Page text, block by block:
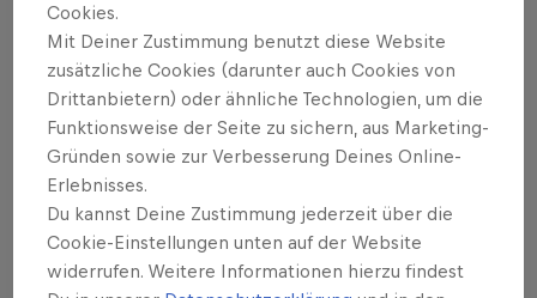
Willst du mehr davon?
Bike
Cookies.
Mit Deiner Zustimmung benutzt diese Website
zusätzliche Cookies (darunter auch Cookies von
Drittanbietern) oder ähnliche Technologien, um die
Funktionsweise der Seite zu sichern, aus Marketing-
Gründen sowie zur Verbesserung Deines Online-
Erlebnisses.
Du kannst Deine Zustimmung jederzeit über die
Cookie-Einstellungen unten auf der Website
widerrufen. Weitere Informationen hierzu findest